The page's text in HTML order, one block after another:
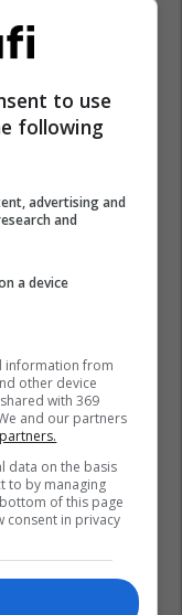
to use
following
advertising and
and
a device
information from
other device
with 369
and our partners
data on the basis
to by managing
of this page
consent in privacy